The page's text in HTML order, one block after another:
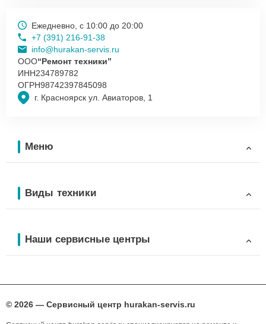
г. Красноярск ул. Авиаторов, 1
Ежедневно, с 10:00 до 20:00
+7 (391) 216-91-38
info@hurakan-servis.ru
ООО“Ремонт техники”
ИНН234789782
ОГРН98742397845098
Меню
Виды техники
Наши сервисные центры
© 2026 — Сервисный центр hurakan-servis.ru